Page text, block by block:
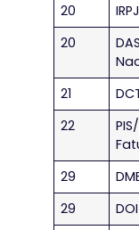
20
20
21
22
29
29
DOI